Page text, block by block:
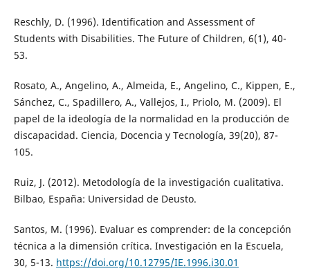
Reschly, D. (1996). Identification and Assessment of
Students with Disabilities. The Future of Children, 6(1), 40-
53.
Rosato, A., Angelino, A., Almeida, E., Angelino, C., Kippen, E.,
Sánchez, C., Spadillero, A., Vallejos, I., Priolo, M. (2009). El
papel de la ideología de la normalidad en la producción de
discapacidad. Ciencia, Docencia y Tecnología, 39(20), 87-
105.
Ruiz, J. (2012). Metodología de la investigación cualitativa.
Bilbao, España: Universidad de Deusto.
Santos, M. (1996). Evaluar es comprender: de la concepción
técnica a la dimensión crítica. Investigación en la Escuela,
30, 5-13. https://doi.org/10.12795/IE.1996.i30.01